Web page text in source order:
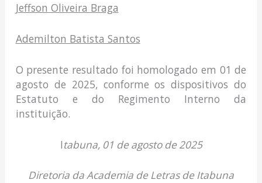
Jeffson Oliveira Braga
Ademilton Batista Santos
O presente resultado foi homologado em 01 de
agosto de 2025, conforme os dispositivos do
Estatuto e do Regimento Interno da
instituição.
Itabuna, 01 de agosto de 2025
Diretoria da Academia de Letras de Itabuna